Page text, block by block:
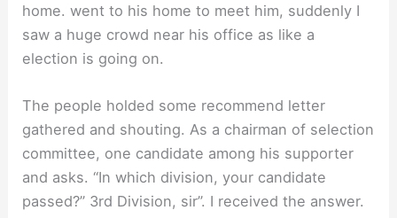
home. went to his home to meet him, suddenly I
saw a huge crowd near his office as like a
election is going on.
The people holded some recommend letter
gathered and shouting. As a chairman of selection
committee, one candidate among his supporter
and asks. “In which division, your candidate
passed?” 3rd Division, sir”. I received the answer.